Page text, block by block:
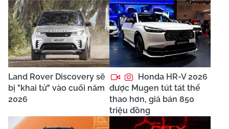
Land Rover Discovery sẽ
bị "khai tử" vào cuối năm
2026
Honda HR-V 2026
được Mugen tút tát thể
thao hơn, giá bán 850
triệu đồng